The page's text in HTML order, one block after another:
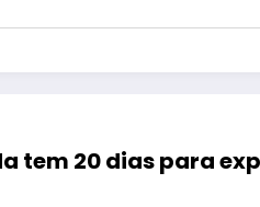
tem 20 dias para